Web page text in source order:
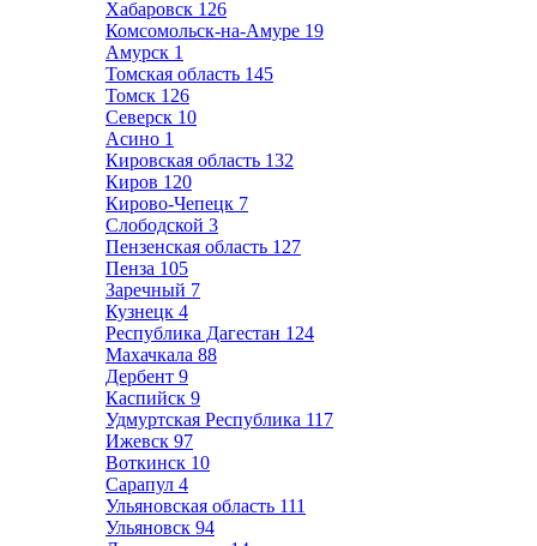
Хабаровск 126
Комсомольск-на-Амуре 19
Амурск 1
Томская область 145
Томск 126
Северск 10
Асино 1
Кировская область 132
Киров 120
Кирово-Чепецк 7
Слободской 3
Пензенская область 127
Пенза 105
Заречный 7
Кузнецк 4
Республика Дагестан 124
Махачкала 88
Дербент 9
Каспийск 9
Удмуртская Республика 117
Ижевск 97
Воткинск 10
Сарапул 4
Ульяновская область 111
Ульяновск 94